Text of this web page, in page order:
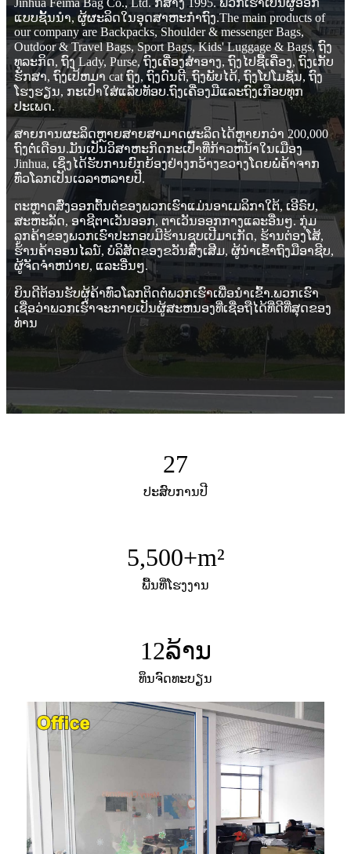
ແບບຊັ້ນນໍາ, ຜູ້ຜະລິດໃນອຸດສາຫະກໍາຖົງ.The main products of
our company are Backpacks, Shoulder & messenger Bags,
Outdoor & Travel Bags, Sport Bags, Kids' Luggage & Bags, ຖົງ
ທຸລະກິດ, ຖົງ Lady, Purse, ຖົງເຄື່ອງສໍາອາງ, ຖົງໄປຊື້ເຄື່ອງ, ຖົງເກັບ
ຮັກສາ, ຖົງເປ້ຫມາ cat ຖົງ, ຖົງດົນຕີ, ຖົງພັບໄດ້, ຖົງໂປໂມຊັ່ນ, ຖົງ
ໂຮງຮຽນ, ກະເປົາໃສ່ແລັບທັອບ.ຖົງເຄື່ອງມືແລະຖົງເກືອບທຸກ
ປະເພດ.
ສາຍການຜະລິດຫຼາຍສາຍສາມາດຜະລິດໄດ້ຫຼາຍກວ່າ 200,000
ຖົງຕໍ່ເດືອນ.ມັນເປັນວິສາຫະກິດກະເປົ໋າທີ່ກ້າວຫນ້າໃນເມືອງ
Jinhua, ເຊິ່ງໄດ້ຮັບການຍົກຍ້ອງຢ່າງກວ້າງຂວາງໂດຍພໍ່ຄ້າຈາກ
ທົ່ວໂລກເປັນເວລາຫລາຍປີ.
ຕະຫຼາດສົ່ງອອກຕົ້ນຕໍຂອງພວກເຮົາແມ່ນອາເມລິກາໃຕ້, ເອີຣົບ,
ສະຫະລັດ, ອາຊີຕາເວັນອອກ, ຕາເວັນອອກກາງແລະອື່ນໆ. ກຸ່ມ
ລູກຄ້າຂອງພວກເຮົາປະກອບມີຮ້ານຊຸບເປີມາເກັດ, ຮ້ານຕ່ອງໂສ້,
ຮ້ານຄ້າອອນໄລນ໌, ບໍລິສັດຂອງຂວັນສົ່ງເສີມ, ຜູ້ນໍາເຂົ້າຖົງມືອາຊີບ,
ຜູ້ຈັດຈໍາຫນ່າຍ, ແລະອື່ນໆ.
ຍິນດີຕ້ອນຮັບຜູ້ຄ້າທົ່ວໂລກຕິດຕໍ່ພວກເຮົາເພື່ອນໍາເຂົ້າ.ພວກເຮົາ
ເຊື່ອວ່າພວກເຮົາຈະກາຍເປັນຜູ້ສະຫນອງທີ່ເຊື່ອຖືໄດ້ທີ່ດີທີ່ສຸດຂອງ
ທ່ານ
27
ປະສົບການປີ
5,500+m²
ພື້ນທີ່ໂຮງງານ
12ລ້ານ
ທຶນຈົດທະບຽນ